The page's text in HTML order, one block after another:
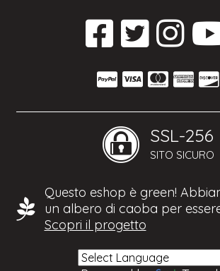
SSL-256
SITO SICURO
Questo eshop è green!
un albero di caoba per
Scopri il progetto